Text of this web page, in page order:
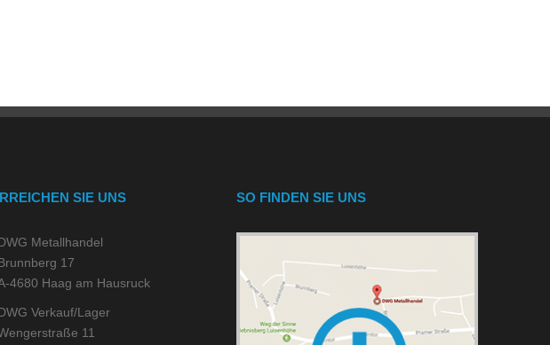
SIE UNS
Metallhandel
17
4680 Haag am Hausruck
Verkauf/Lager
11
SO FINDEN SIE UNS